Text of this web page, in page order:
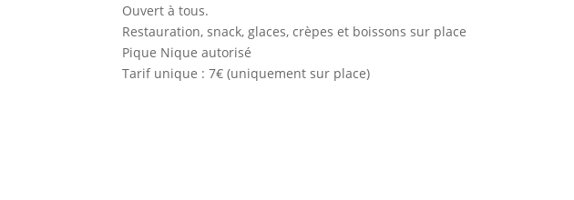
Ouvert à tous.
Restauration, snack, glaces, crèpes et boissons sur place
Pique Nique autorisé
Tarif unique : 7€ (uniquement sur place)